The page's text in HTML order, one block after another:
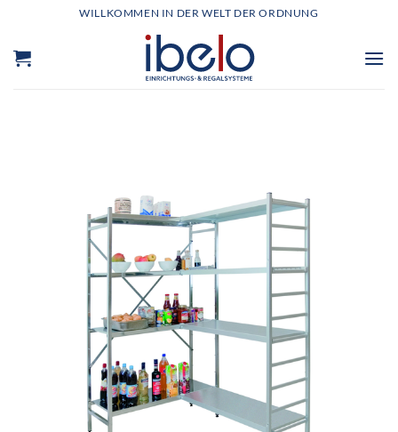
springen
WILLKOMMEN IN DER WELT DER ORDNUNG